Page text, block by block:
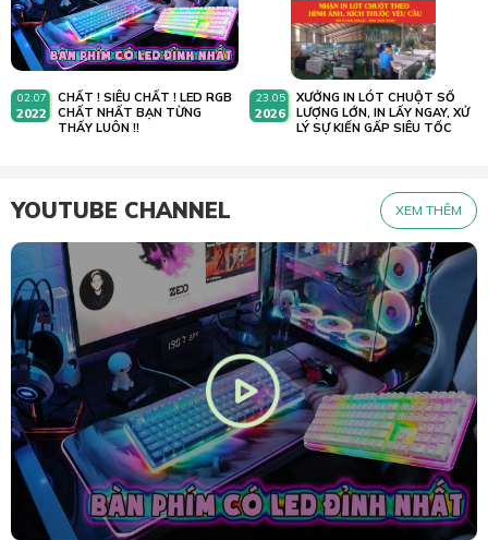
02.07
2022
CHẤT ! SIÊU CHẤT ! LED RGB
CHẤT NHẤT BẠN TỪNG
THẤY LUÔN !!
23.05
2026
XƯỞNG IN LÓT CHUỘT SỐ
LƯỢNG LỚN, IN LẤY NGAY, XỬ
LÝ SỰ KIẾN GẤP SIÊU TỐC
YOUTUBE CHANNEL XEM THÊM